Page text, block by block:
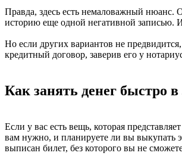
Правда, здесь есть немаловажный нюанс.
историю еще одной негативной записью.
Но если других вариантов не
кредитный договор, заверив его у
Как занять денег быстро в
Если у вас есть вещь, которая
вам нужно, и планируете ли вы выкупать
выписан билет, без которого вы не